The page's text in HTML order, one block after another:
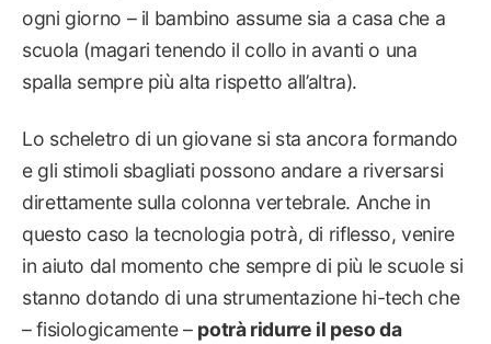
ogni giorno – il bambino assume sia a casa che a
scuola (magari tenendo il collo in avanti o una
spalla sempre più alta rispetto all’altra).
Lo scheletro di un giovane si sta ancora formando
e gli stimoli sbagliati possono andare a riversarsi
direttamente sulla colonna vertebrale. Anche in
questo caso la tecnologia potrà, di riflesso, venire
in aiuto dal momento che sempre di più le scuole si
stanno dotando di una strumentazione hi-tech che
– fisiologicamente – potrà ridurre il peso da